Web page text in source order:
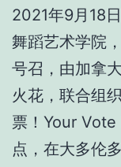
2021年9月18
舞蹈艺术学院
号召，由加拿
火花，联合组
票！Your
点，在大多伦